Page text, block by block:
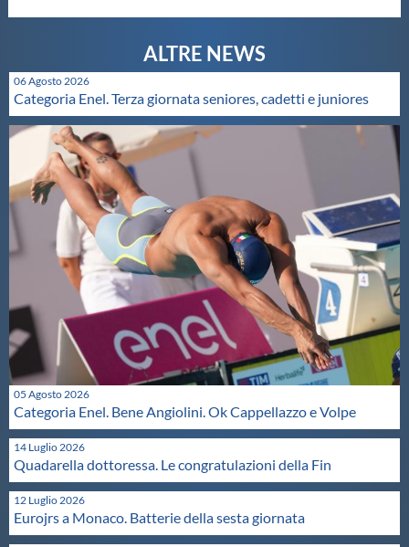
Area Legislativa
Protezione Civile
Qualità
Sostenibilità
Privacy
Cookie Policy
Archivio News
Flash News
06 Agosto 2026
Categoria Enel. Terza giornata seniores, cadetti e juniores
05 Agosto 2026
Categoria Enel. Bene Angiolini. Ok Cappellazzo e Volpe
14 Luglio 2026
Quadarella dottoressa. Le congratulazioni della Fin
12 Luglio 2026
Eurojrs a Monaco. Batterie della sesta giornata